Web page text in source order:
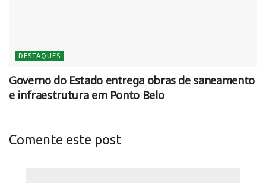
DESTAQUES
Governo do Estado entrega obras de saneamento
e infraestrutura em Ponto Belo
Comente este post